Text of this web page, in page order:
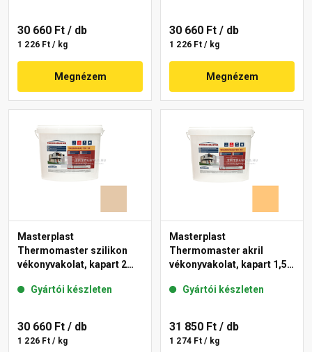
30 660 Ft / db
1 226 Ft / kg
Megnézem
30 660 Ft / db
1 226 Ft / kg
Megnézem
Masterplast
Thermomaster szilikon
vékonyvakolat, kapart 2
Gyártói készleten
30 660 Ft / db
1 226 Ft / kg
Masterplast
Thermomaster akril
vékonyvakolat, kapart 1,5
Gyártói készleten
31 850 Ft / db
1 274 Ft / kg